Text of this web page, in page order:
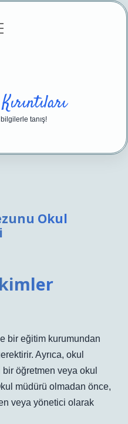
tanış!
Okul
bir eğitim kurumundan
Ayrıca, okul
öğretmen veya okul
müdürü olmadan önce,
veya yönetici olarak